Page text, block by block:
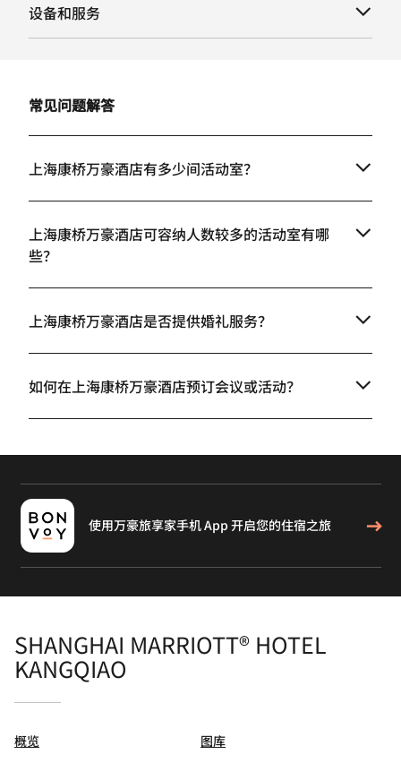
设备和服务
常见问题解答
上海康桥万豪酒店有多少间活动室？
上海康桥万豪酒店可容纳人数较多的活动室有哪
些？
上海康桥万豪酒店是否提供婚礼服务？
如何在上海康桥万豪酒店预订会议或活动？
使用万豪旅享家手机 App 开启您的住宿之旅
SHANGHAI MARRIOTT® HOTEL
KANGQIAO
概览
图库